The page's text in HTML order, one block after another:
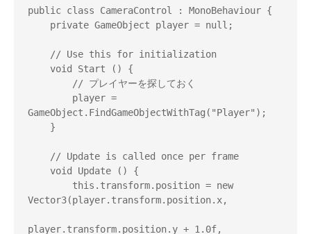
public class CameraControl : MonoBehaviour {
GameObject.FindGameObjectWithTag("Player");
Vector3(player.transform.position.x,
player.transform.position.y + 1.0f,